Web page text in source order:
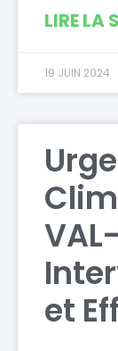
LIRE LA
19 JUIN 2024
et